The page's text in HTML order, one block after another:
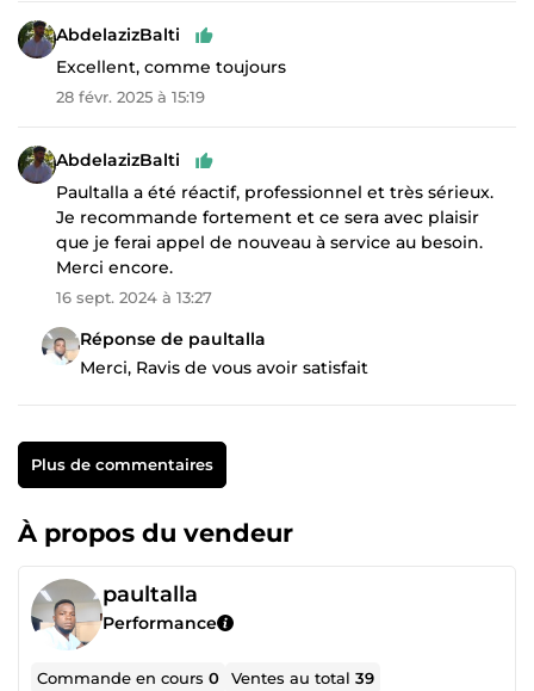
AbdelazizBalti
Excellent, comme toujours
28 févr. 2025 à 15:19
AbdelazizBalti
Paultalla a été réactif, professionnel et très sérieux.
Je recommande fortement et ce sera avec plaisir
que je ferai appel de nouveau à service au besoin.
Merci encore.
16 sept. 2024 à 13:27
Réponse de paultalla
Merci, Ravis de vous avoir satisfait
Plus de commentaires
À propos du vendeur
paultalla
Performance
Commande en cours0 Ventes au total39